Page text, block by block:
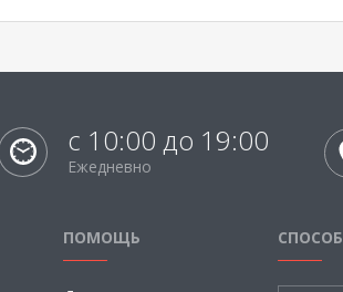
с 10:00 до 19:00
Ежедневно
ПОМОЩЬ